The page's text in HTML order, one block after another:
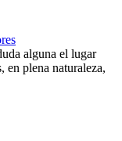
alguna el lugar
en plena naturaleza,